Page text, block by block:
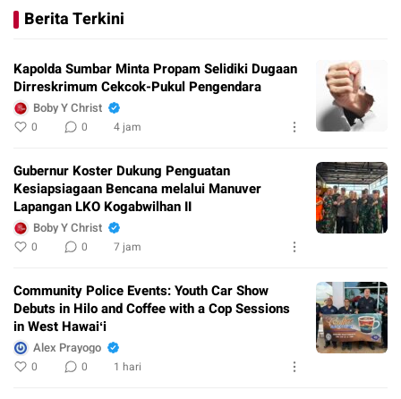
Berita Terkini
Kapolda Sumbar Minta Propam Selidiki Dugaan
Dirreskrimum Cekcok-Pukul Pengendara
Boby Y Christ
0 0 4 jam
Gubernur Koster Dukung Penguatan
Kesiapsiagaan Bencana melalui Manuver
Lapangan LKO Kogabwilhan II
Boby Y Christ
0 0 7 jam
Community Police Events: Youth Car Show
Debuts in Hilo and Coffee with a Cop Sessions
in West Hawaiʻi
Alex Prayogo
0 0 1 hari